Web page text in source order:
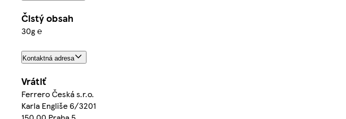
Čistý obsah
30g ℮
Kontaktná adresa
Vrátiť
Ferrero Česká s.r.o.
Karla Engliše 6/3201